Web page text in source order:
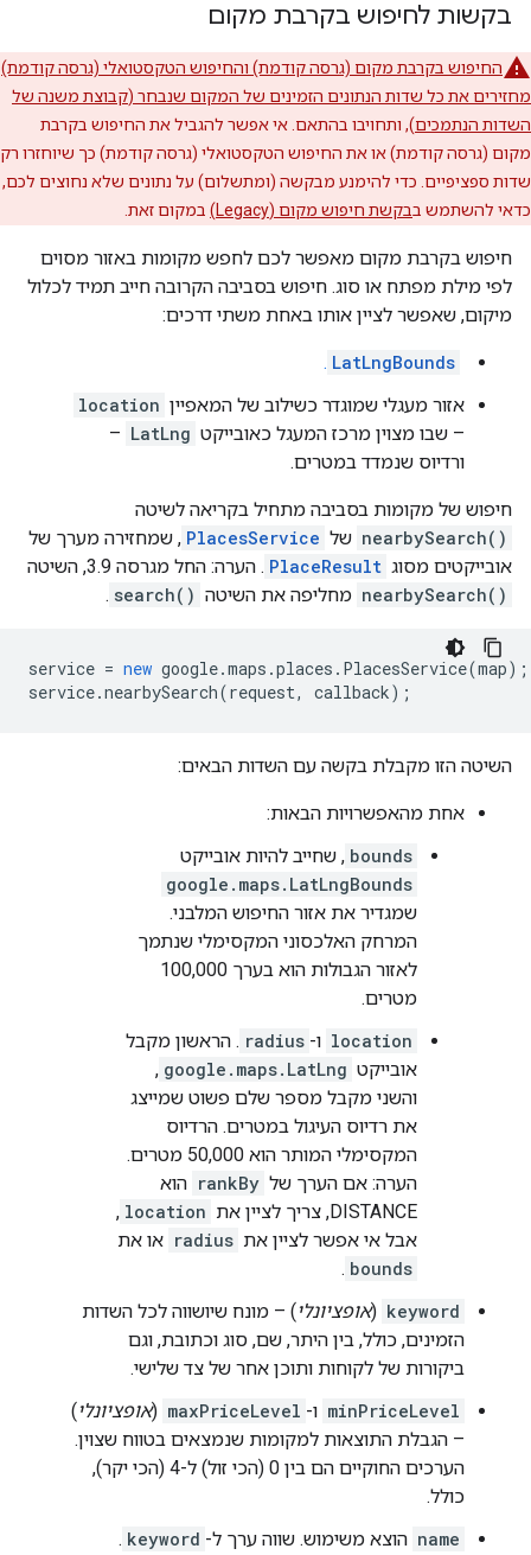
בקשות לחיפוש בקרבת מקום
החיפוש בקרבת מקום (גרסה קודמת) והחיפוש הטקסטואלי (גרסה קודמת)
מחזירים את כל שדות הנתונים הזמינים של המקום שנבחר (קבוצת משנה של
השדות הנתמכים), ותחויבו בהתאם. אי אפשר להגביל את החיפוש בקרבת
מקום (גרסה קודמת) או את החיפוש הטקסטואלי (גרסה קודמת) כך שיוחזרו רק
שדות ספציפיים. כדי להימנע מבקשה (ומתשלום) על נתונים שלא נחוצים לכם,
כדאי להשתמש בבקשת חיפוש מקום (Legacy) במקום זאת.
חיפוש בקרבת מקום מאפשר לכם לחפש מקומות באזור מסוים
לפי מילת מפתח או סוג. חיפוש בסביבה הקרובה חייב תמיד לכלול
מיקום, שאפשר לציין אותו באחת משתי דרכים:
LatLngBounds
.
אזור מעגלי שמוגדר כשילוב של המאפיין location
– שבו מצוין מרכז המעגל כאובייקט LatLng
–
ורדיוס שנמדד במטרים.
חיפוש של מקומות בסביבה מתחיל בקריאה לשיטה
nearbySearch() של PlacesService , שמחזירה מערך של
אובייקטים מסוג PlaceResult . הערה: החל מגרסה 3.9, השיטה
nearbySearch() מחליפה את השיטה search()
.
service = new google.maps .places . PlacesService(map);
service.nearbySearch(request, callback);
השיטה הזו מקבלת בקשה עם השדות הבאים:
אחת מהאפשרויות הבאות:
bounds , שחייב להיות אובייקט
google.maps.LatLngBounds
שמגדיר את אזור החיפוש המלבני.
המרחק האלכסוני המקסימלי שנתמך
לאזור הגבולות הוא בערך 100,000
מטרים.
location ו- radius . הראשון מקבל
אובייקט google.maps.LatLng
,
והשני מקבל מספר שלם פשוט שמייצג
את רדיוס העיגול במטרים. הרדיוס
המקסימלי המותר הוא 50,000 מטרים.
הערה: אם הערך של rankBy הוא
DISTANCE, צריך לציין את
location
,
אבל אי אפשר לציין את radius או את
bounds
.
keyword
(אופציונלי) – מונח שיושווה לכל השדות
הזמינים, כולל, בין היתר, שם, סוג וכתובת, וגם
ביקורות של לקוחות ותוכן אחר של צד שלישי.
minPriceLevel ו- maxPriceLevel
(אופציונלי)
– הגבלת התוצאות למקומות שנמצאים בטווח שצוין.
הערכים החוקיים הם בין 0 (הכי זול) ל-4 (הכי יקר),
כולל.
name הוצא משימוש. שווה ערך ל- keyword
.